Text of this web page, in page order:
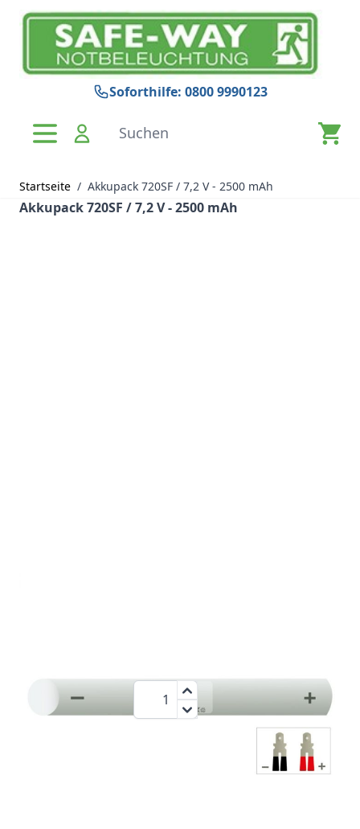
Zum Inhalt springen
Soforthilfe: 0800 9990123
Suchen
Startseite / Akkupack 720SF / 7,2 V - 2500 mAh
Akkupack 720SF / 7,2 V - 2500 mAh
47,95 €
zzgl.MwSt.:
Menge
Batterie ohne Anschlußkabel, separat bestellen
Steckverbindung PL04